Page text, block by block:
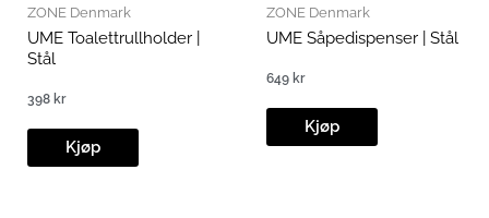
ZONE Denmark
UME Toalettrullholder |
Stål
398 kr
Kjøp
ZONE Denmark
UME Såpedispenser | Stål
649 kr
Kjøp